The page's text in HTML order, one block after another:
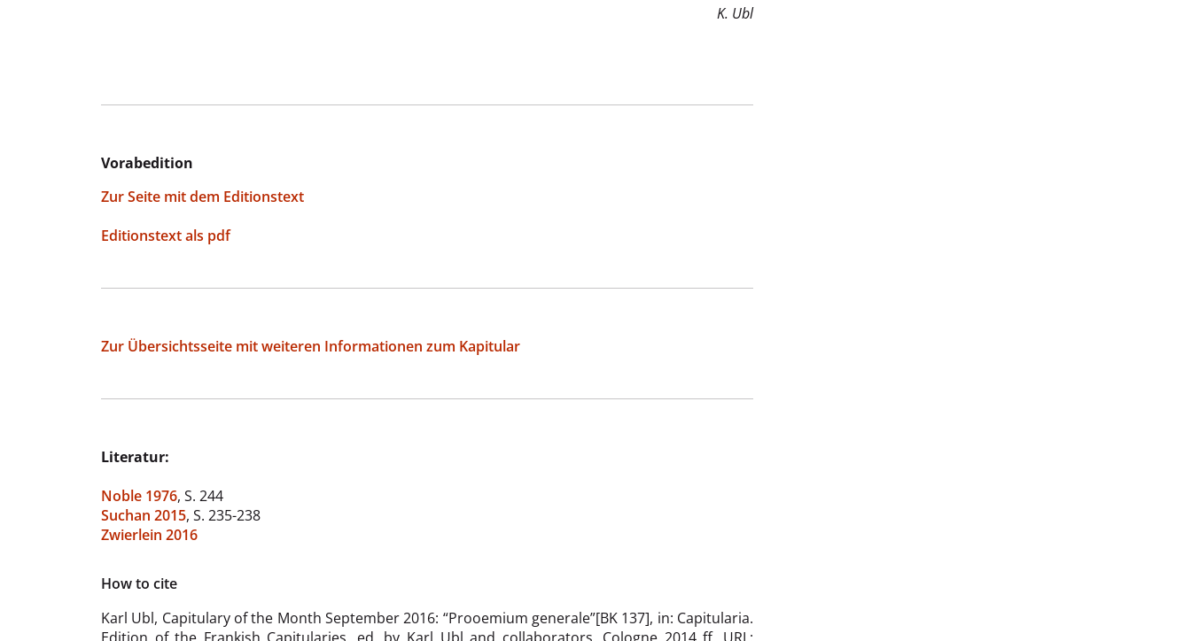
K. Ubl
Vorabedition
Zur Seite mit dem Editionstext
Editionstext als pdf
Zur Übersichtsseite mit weiteren Informationen zum Kapitular
Literatur:
Noble 1976, S. 244
Suchan 2015, S. 235-238
Zwierlein 2016
How to cite
Karl Ubl, Capitulary of the Month September 2016: “Prooemium generale”[BK 137], in: Capitularia.
Edition of the Frankish Capitularies, ed. by Karl Ubl and collaborators, Cologne 2014 ff. URL: